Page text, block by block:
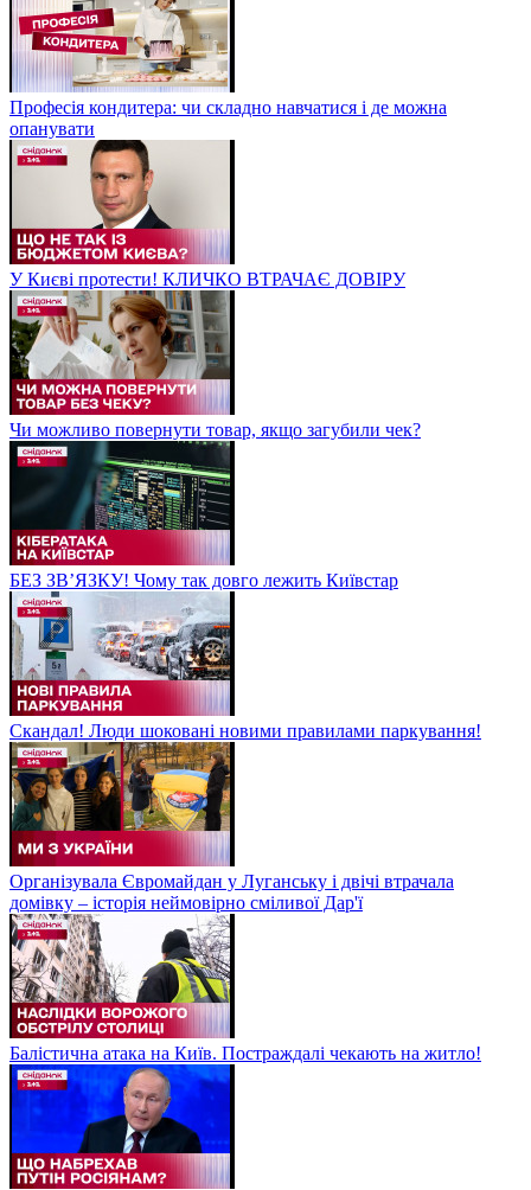
Професія кондитера: чи складно навчатися і де можна
опанувати
У Києві протести! КЛИЧКО ВТРАЧАЄ ДОВІРУ
Чи можливо повернути товар, якщо загубили чек?
БЕЗ ЗВʼЯЗКУ! Чому так довго лежить Київстар
Скандал! Люди шоковані новими правилами паркування!
Організувала Євромайдан у Луганську і двічі втрачала
домівку – історія неймовірно сміливої Дар'ї
Балістична атака на Київ. Постраждалі чекають на житло!